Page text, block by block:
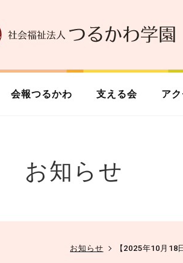
会報つるかわ 支える会 ア
お知らせ
お知らせ 【2025年10月